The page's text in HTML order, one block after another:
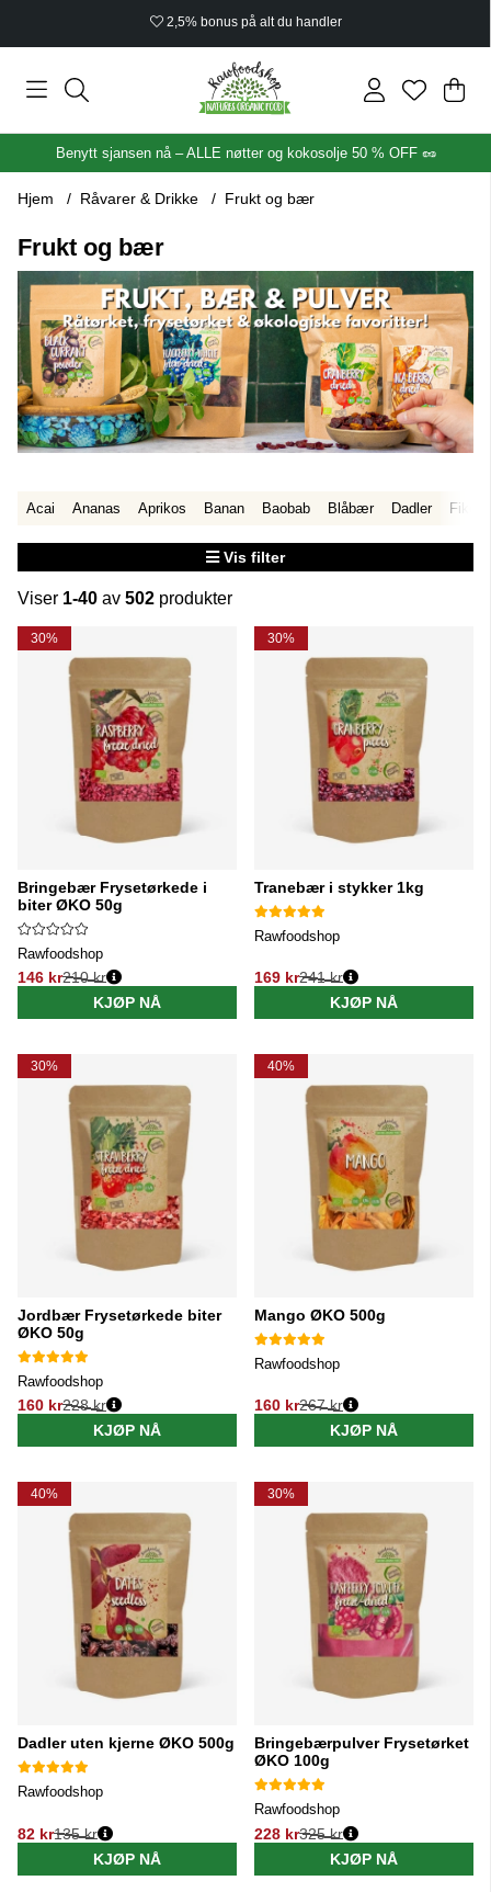
Økologisk sertifisert
.
Benytt sjansen nå – ALLE nøtter og kokosolje 50 % OFF 🥜
Hjem Råvarer & Drikke Frukt og bær
Frukt og bær
Acai Ananas Aprikos Banan Baobab Blåbær Dadler Fiken
Vis filter
Viser 1-40 av 502 produkter
Produkter
30%
Bringebær Frysetørkede i
biter ØKO 50g
Rawfoodshop
146 kr
Vanlig pris:
210 kr
KJØP NÅ
30%
Tranebær i stykker 1kg
Rawfoodshop
169 kr
Vanlig pris:
241 kr
KJØP NÅ
30%
Jordbær Frysetørkede biter
ØKO 50g
Rawfoodshop
160 kr
Vanlig pris:
228 kr
KJØP NÅ
40%
Mango ØKO 500g
Rawfoodshop
160 kr
Vanlig pris:
267 kr
KJØP NÅ
40%
Dadler uten kjerne ØKO 500g
Rawfoodshop
82 kr
Vanlig pris:
135 kr
KJØP NÅ
30%
Bringebærpulver Frysetørket
ØKO 100g
Rawfoodshop
228 kr
Vanlig pris:
325 kr
KJØP NÅ